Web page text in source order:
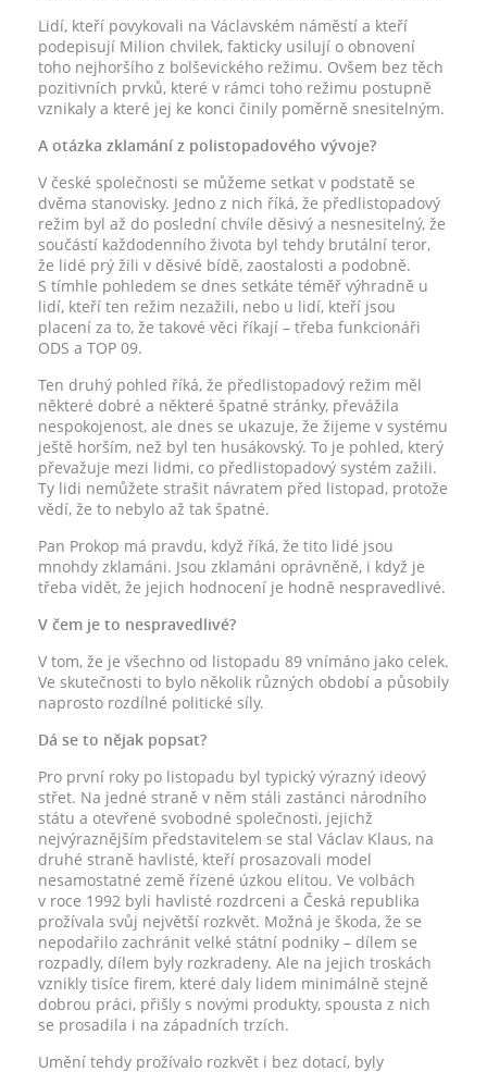
Lidí, kteří povykovali na Václavském náměstí a kteří
podepisují Milion chvilek, fakticky usilují o obnovení
toho nejhoršího z bolševického režimu. Ovšem bez těch
pozitivních prvků, které v rámci toho režimu postupně
vznikaly a které jej ke konci činily poměrně snesitelným.
A otázka zklamání z polistopadového vývoje?
V české společnosti se můžeme setkat v podstatě se
dvěma stanovisky. Jedno z nich říká, že předlistopadový
režim byl až do poslední chvíle děsivý a nesnesitelný, že
součástí každodenního života byl tehdy brutální teror,
že lidé prý žili v děsivé bídě, zaostalosti a podobně.
S tímhle pohledem se dnes setkáte téměř výhradně u
lidí, kteří ten režim nezažili, nebo u lidí, kteří jsou
placení za to, že takové věci říkají – třeba funkcionáři
ODS a TOP 09.
Ten druhý pohled říká, že předlistopadový režim měl
některé dobré a některé špatné stránky, převážila
nespokojenost, ale dnes se ukazuje, že žijeme v systému
ještě horším, než byl ten husákovský. To je pohled, který
převažuje mezi lidmi, co předlistopadový systém zažili.
Ty lidi nemůžete strašit návratem před listopad, protože
vědí, že to nebylo až tak špatné.
Pan Prokop má pravdu, když říká, že tito lidé jsou
mnohdy zklamáni. Jsou zklamáni oprávněně, i když je
třeba vidět, že jejich hodnocení je hodně nespravedlivé.
V čem je to nespravedlivé?
V tom, že je všechno od listopadu 89 vnímáno jako celek.
Ve skutečnosti to bylo několik různých období a působily
naprosto rozdílné politické síly.
Dá se to nějak popsat?
Pro první roky po listopadu byl typický výrazný ideový
střet. Na jedné straně v něm stáli zastánci národního
státu a otevřené svobodné společnosti, jejichž
nejvýraznějším představitelem se stal Václav Klaus, na
druhé straně havlisté, kteří prosazovali model
nesamostatné země řízené úzkou elitou. Ve volbách
v roce 1992 byli havlisté rozdrceni a Česká republika
prožívala svůj největší rozkvět. Možná je škoda, že se
nepodařilo zachránit velké státní podniky – dílem se
rozpadly, dílem byly rozkradeny. Ale na jejich troskách
vznikly tisíce firem, které daly lidem minimálně stejně
dobrou práci, přišly s novými produkty, spousta z nich
se prosadila i na západních trzích.
Umění tehdy prožívalo rozkvět i bez dotací, byly